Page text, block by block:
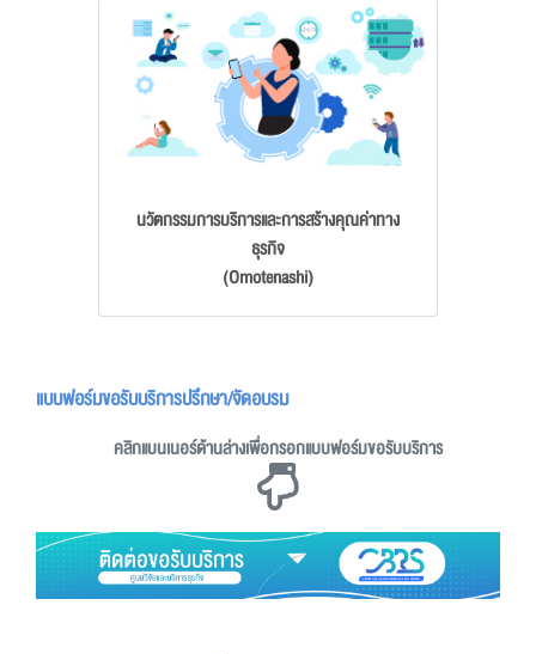
นวัตกรรมการบริการและการสร้างคุณค่าทาง
ธุรกิจ
(Omotenashi)
แบบฟอร์มขอรับบริการปรึกษา/จัดอบรม
คลิกแบนเนอร์ด้านล่างเพื่อกรอกแบบฟอร์มขอรับบริการ